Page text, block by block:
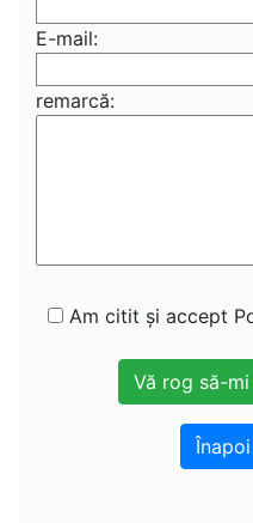
E-mail:
remarcă:
Am citit și accept